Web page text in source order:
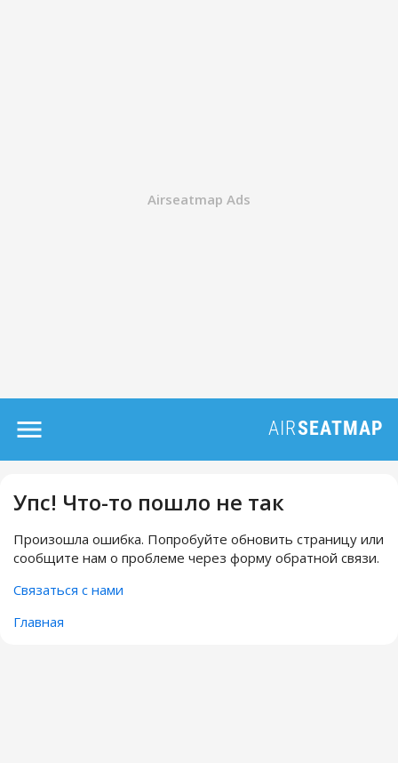
Упс! Что-то пошло не так
Произошла ошибка. Попробуйте обновить страницу или
сообщите нам о проблеме через форму обратной связи.
Связаться с нами
Главная